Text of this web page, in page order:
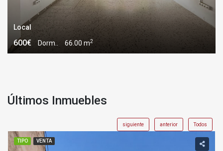
Local
600€ Dorm.. 66.00 m2
Últimos Inmuebles
siguiente anterior Todos
TIPO VENTA